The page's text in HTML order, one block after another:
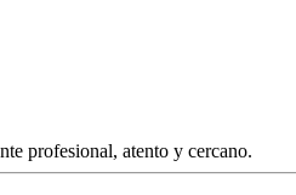
profesional, atento y cercano.